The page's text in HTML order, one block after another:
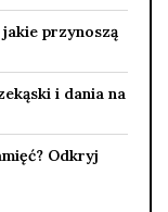
jakie przynoszą
i dania na
Odkryj